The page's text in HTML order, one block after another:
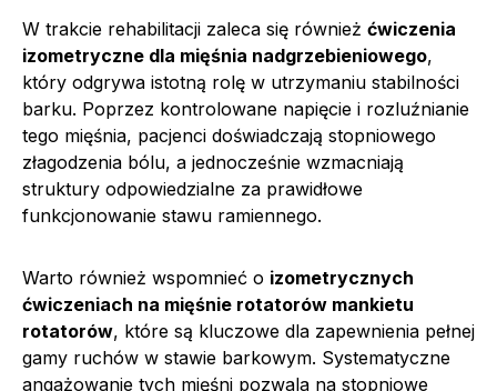
W trakcie rehabilitacji zaleca się również ćwiczenia
izometryczne dla mięśnia nadgrzebieniowego,
który odgrywa istotną rolę w utrzymaniu stabilności
barku. Poprzez kontrolowane napięcie i rozluźnianie
tego mięśnia, pacjenci doświadczają stopniowego
złagodzenia bólu, a jednocześnie wzmacniają
struktury odpowiedzialne za prawidłowe
funkcjonowanie stawu ramiennego.
Warto również wspomnieć o izometrycznych
ćwiczeniach na mięśnie rotatorów mankietu
rotatorów, które są kluczowe dla zapewnienia pełnej
gamy ruchów w stawie barkowym. Systematyczne
angażowanie tych mięśni pozwala na stopniowe